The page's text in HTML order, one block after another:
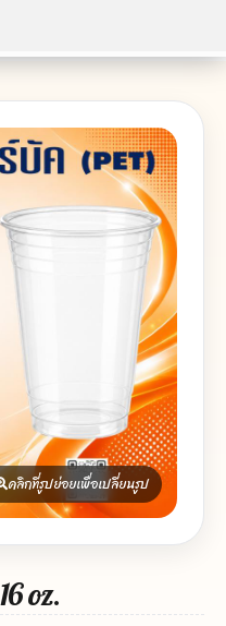
คลิกที่รูปย่อยเพื่อเปลี่ยนรูป
oz.